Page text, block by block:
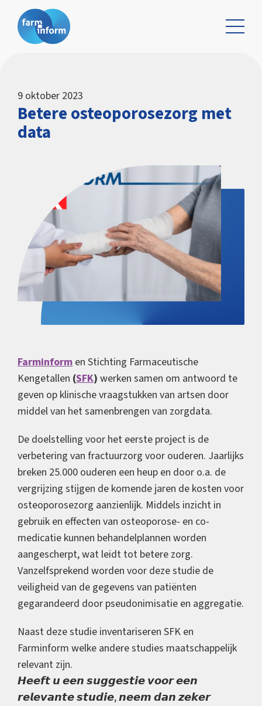
9 oktober 2023
Betere osteoporosezorg met
data
Farminform en Stichting Farmaceutische
Kengetallen (SFK) werken samen om antwoord te
geven op klinische vraagstukken van artsen door
middel van het samenbrengen van zorgdata.
De doelstelling voor het eerste project is de
verbetering van fractuurzorg voor ouderen. Jaarlijks
breken 25.000 ouderen een heup en door o.a. de
vergrijzing stijgen de komende jaren de kosten voor
osteoporosezorg aanzienlijk. Middels inzicht in
gebruik en effecten van osteoporose- en co-
medicatie kunnen behandelplannen worden
aangescherpt, wat leidt tot betere zorg.
Vanzelfsprekend worden voor deze studie de
veiligheid van de gegevens van patiënten
gegarandeerd door pseudonimisatie en aggregatie.
Naast deze studie inventariseren SFK en
Farminform welke andere studies maatschappelijk
relevant zijn.
𝙃𝙚𝙚𝙛𝙩 𝙪 𝙚𝙚𝙣 𝙨𝙪𝙜𝙜𝙚𝙨𝙩𝙞𝙚 𝙫𝙤𝙤𝙧 𝙚𝙚𝙣
𝙧𝙚𝙡𝙚𝙫𝙖𝙣𝙩𝙚 𝙨𝙩𝙪𝙙𝙞𝙚, 𝙣𝙚𝙚𝙢 𝙙𝙖𝙣 𝙯𝙚𝙠𝙚𝙧